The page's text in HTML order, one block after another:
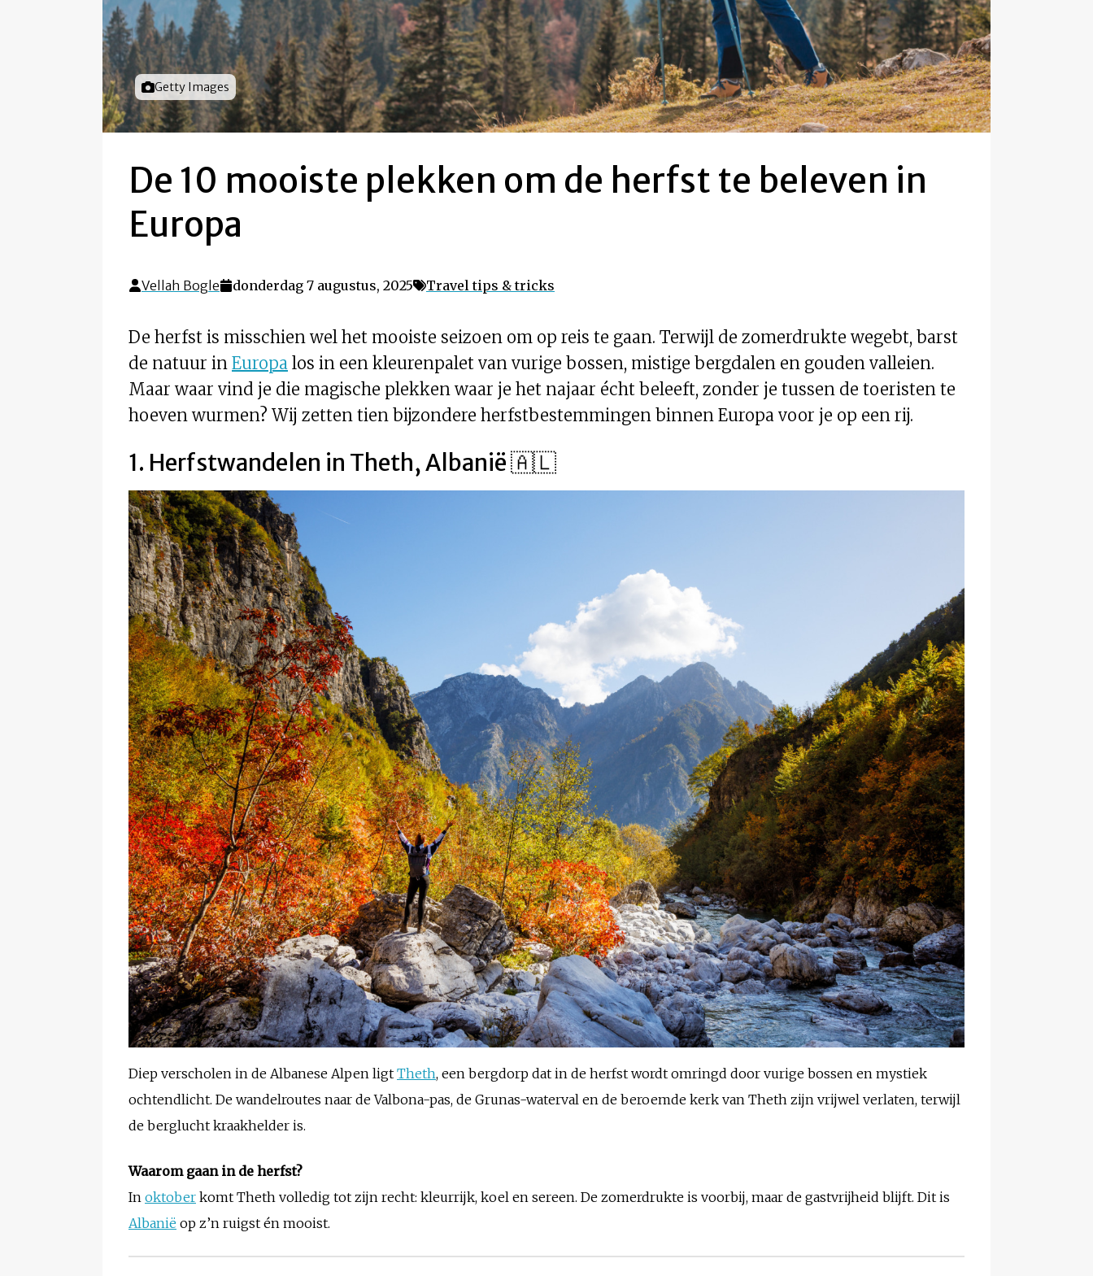
Foto door
Getty Images
De 10 mooiste plekken om de herfst te beleven in
Europa
Vellah Bogle donderdag 7 augustus, 2025 Travel tips & tricks
De herfst is misschien wel het mooiste seizoen om op reis te gaan. Terwijl de zomerdrukte wegebt, barst
de natuur in Europa los in een kleurenpalet van vurige bossen, mistige bergdalen en gouden valleien.
Maar waar vind je die magische plekken waar je het najaar écht beleeft, zonder je tussen de toeristen te
hoeven wurmen? Wij zetten tien bijzondere herfstbestemmingen binnen Europa voor je op een rij.
1. Herfstwandelen in Theth, Albanië 🇦🇱
Diep verscholen in de Albanese Alpen ligt Theth, een bergdorp dat in de herfst wordt omringd door vurige bossen en mystiek
ochtendlicht. De wandelroutes naar de Valbona-pas, de Grunas-waterval en de beroemde kerk van Theth zijn vrijwel verlaten, terwijl
de berglucht kraakhelder is.
Waarom gaan in de herfst?
In oktober komt Theth volledig tot zijn recht: kleurrijk, koel en sereen. De zomerdrukte is voorbij, maar de gastvrijheid blijft. Dit is
Albanië op z’n ruigst én mooist.